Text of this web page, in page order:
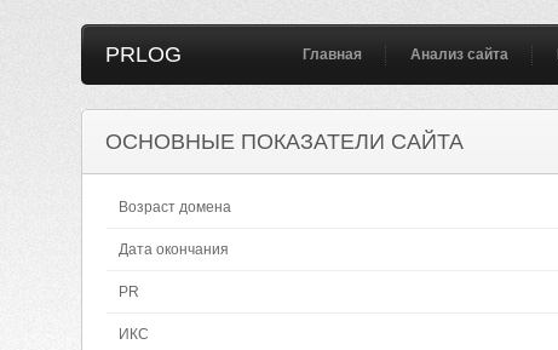
PRLOG Главная Анализ сайта
ОСНОВНЫЕ ПОКАЗАТЕЛИ САЙТА
Возраст домена
Дата окончания
PR
ИКС